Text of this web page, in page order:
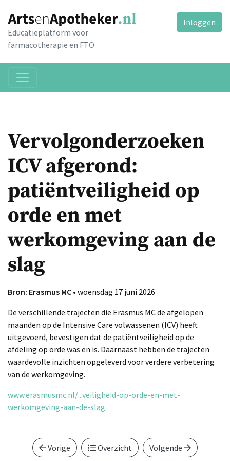
Educatieplatform voor
farmacotherapie en FTO
Inloggen
Vervolgonderzoeken
ICV afgerond:
patiëntveiligheid op
orde en met
werkomgeving aan de
slag
Bron: Erasmus MC • woensdag 17 juni 2026
De verschillende trajecten die Erasmus MC de afgelopen
maanden op de Intensive Care volwassenen (ICV) heeft
uitgevoerd, bevestigen dat de patiëntveiligheid op de
afdeling op orde was en is. Daarnaast hebben de trajecten
waardevolle inzichten opgeleverd voor verdere verbetering
van de werkomgeving.
www.erasmusmc.nl/...veiligheid-op-orde-en-met-
werkomgeving-aan-de-slag
Vorige Overzicht Volgende